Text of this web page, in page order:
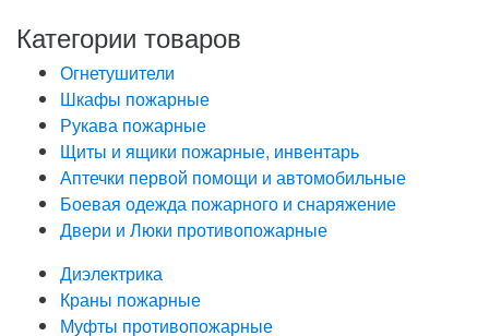
Категории товаров
Огнетушители
Шкафы пожарные
Рукава пожарные
Щиты и ящики пожарные, инвентарь
Аптечки первой помощи и автомобильные
Боевая одежда пожарного и снаряжение
Двери и Люки противопожарные
Диэлектрика
Краны пожарные
Муфты противопожарные